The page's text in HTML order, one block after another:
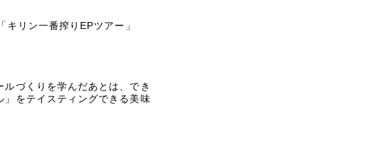
キリン一番搾りEPツアー」
づくりを学んだあとは、でき
」をテイスティングできる美味